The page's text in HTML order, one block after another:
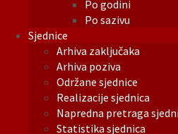
Po godini
Po sazivu
Sjednice
Arhiva zaključaka
Arhiva poziva
Održane sjednice
Realizacije sjednica
Napredna pretraga
Statistika sjednica